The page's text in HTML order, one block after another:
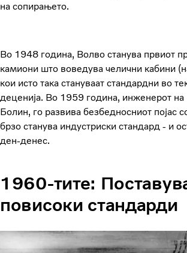
на сопирањето.
Во 1948 година, Волво станува првиот
камиони што воведува челични кабини
кои исто така стануваат стандардни во
деценија. Во 1959 година, инженерот
Болин, го развива безбедносниот појас
брзо станува индустриски стандард - и
ден-денес.
1960-тите:
повисоки стандарди